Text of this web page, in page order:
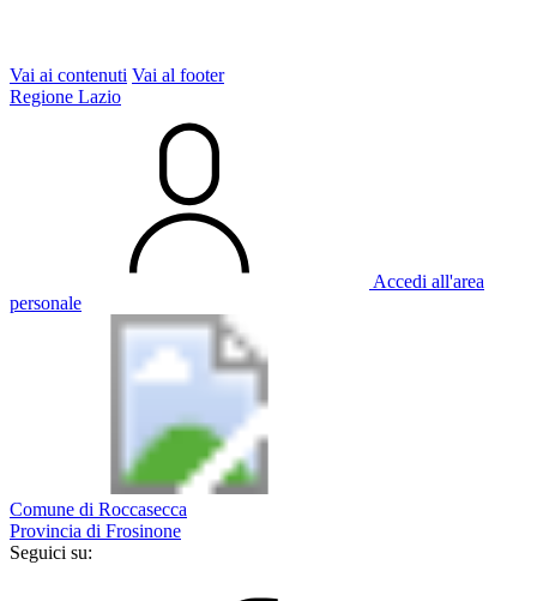
Vai ai contenuti Vai al footer
Regione Lazio
Accedi all'area
personale
Comune di Roccasecca
Provincia di Frosinone
Seguici su: